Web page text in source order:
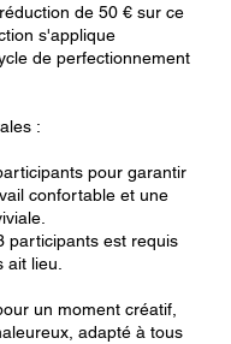
de 50 € sur ce
s'applique
de perfectionnement
:
pour garantir
confortable et une
participants est requis
lieu.
un moment créatif,
adapté à tous